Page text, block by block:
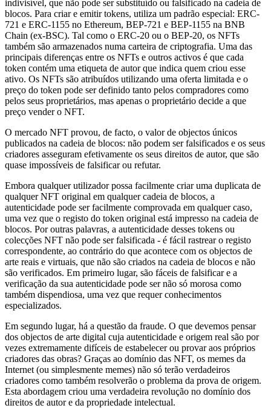
indivisível, que não pode ser substituído ou falsificado na cadeia de
blocos. Para criar e emitir tokens, utiliza um padrão especial: ERC-
721 e ERC-1155 no Ethereum, BEP-721 e BEP-1155 na BNB
Chain (ex-BSC). Tal como o ERC-20 ou o BEP-20, os NFTs
também são armazenados numa carteira de criptografia. Uma das
principais diferenças entre os NFTs e outros activos é que cada
token contém uma etiqueta de autor que indica quem criou esse
ativo. Os NFTs são atribuídos utilizando uma oferta limitada e o
preço do token pode ser definido tanto pelos compradores como
pelos seus proprietários, mas apenas o proprietário decide a que
preço vender o NFT.
O mercado NFT provou, de facto, o valor de objectos únicos
publicados na cadeia de blocos: não podem ser falsificados e os seus
criadores asseguram efetivamente os seus direitos de autor, que são
quase impossíveis de falsificar ou refutar.
Embora qualquer utilizador possa facilmente criar uma duplicata de
qualquer NFT original em qualquer cadeia de blocos, a
autenticidade pode ser facilmente comprovada em qualquer caso,
uma vez que o registo do token original está impresso na cadeia de
blocos. Por outras palavras, a autenticidade desses tokens ou
colecções NFT não pode ser falsificada - é fácil rastrear o registo
correspondente, ao contrário do que acontece com os objectos de
arte reais e virtuais, que não são criados na cadeia de blocos e não
são verificados. Em primeiro lugar, são fáceis de falsificar e a
verificação da sua autenticidade pode ser não só morosa como
também dispendiosa, uma vez que requer conhecimentos
especializados.
Em segundo lugar, há a questão da fraude. O que devemos pensar
dos objectos de arte digital cuja autenticidade e origem real são por
vezes extremamente difíceis de estabelecer ou provar aos próprios
criadores das obras? Graças ao domínio das NFT, os memes da
Internet (ou simplesmente memes) não só terão verdadeiros
criadores como também resolverão o problema da prova de origem.
Esta abordagem criou uma verdadeira revolução no domínio dos
direitos de autor e da propriedade intelectual.